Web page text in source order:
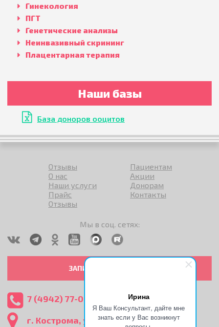
Ирина
Я Ваш Консультант, дайте мне
знать если у Вас возникнут
Гинекология
ПГТ
Генетические анализы
Неинвазивный скрининг
Плацентарная терапия
Наши базы
База доноров ооцитов
Отзывы
О нас
Наши услуги
Прайс
Отзывы
Пациентам
Акции
Донорам
Контакты
Мы в соц. сетях:
ЗАПИСАТЬСЯ НА ПРИЕМ
7 (4942) 77-07-93
г. Кострома, ул. Никитская, 15